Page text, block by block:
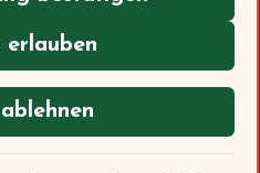
ersten
realistisch?
erlauben